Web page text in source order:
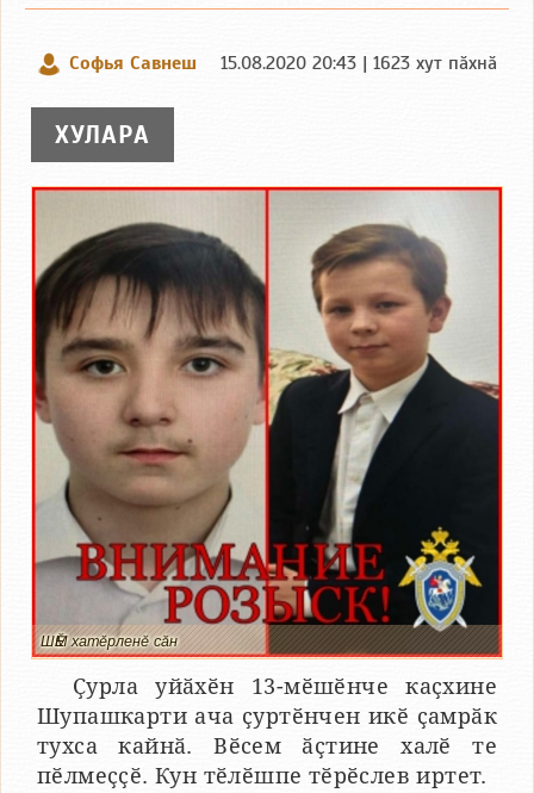
Софья Савнеш 15.08.2020 20:43 | 1623 хут пӑхнӑ
ХУЛАРА
ШӖМ хатӗрленӗ сӑн
Ҫурла уйӑхӗн 13-мӗшӗнче каҫхине
Шупашкарти ача ҫуртӗнчен икӗ ҫамрӑк
тухса кайнӑ. Вӗсем ӑҫтине халӗ те
пӗлмеҫҫӗ. Кун тӗлӗшпе тӗрӗслев иртет.